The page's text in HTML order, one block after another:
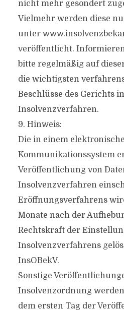
nicht mehr gesondert
Vielmehr werden diese
unter
veröffentlicht.
bitte regelmäßig auf
die wichtigsten
Beschlüsse des Gerichts
Insolvenzverfahren.
9. Hinweis:
Die in einem
Kommunikationssystem
Veröffentlichung von
Insolvenzverfahren
Eröffnungsverfahrens
Monate nach der
Rechtskraft der
Insolvenzverfahrens
InsOBekV.
Sonstige
Insolvenzordnung
dem ersten Tag der